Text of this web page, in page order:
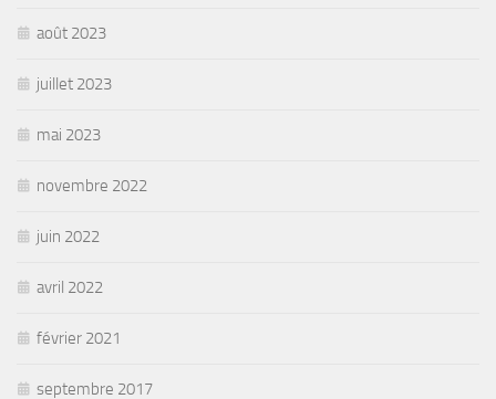
août 2023
juillet 2023
mai 2023
novembre 2022
juin 2022
avril 2022
février 2021
septembre 2017